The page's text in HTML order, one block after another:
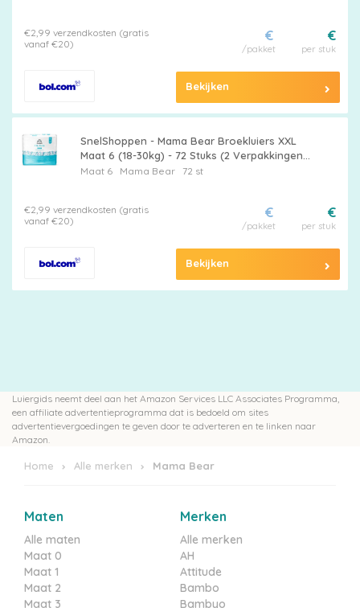
€2,99 verzendkosten (gratis
vanaf €20)
€
per stuk
€
/pakket
Bekijken
SnelShoppen - Mama Bear Broekluiers XXL
Maat 6 (18-30kg) - 72 Stuks (2 Verpakkingen
van 36) - Zachte, Ademend, Super
Maat 6 Mama Bear72 st
€2,99 verzendkosten (gratis
vanaf €20)
€
per stuk
€
/pakket
Bekijken
Luiergids neemt deel aan het Amazon Services LLC Associates Programma,
een affiliate advertentieprogramma dat is bedoeld om sites
advertentievergoedingen te geven door te adverteren en te linken naar
Amazon.
Home Alle merken Mama Bear
Maten
Alle maten
Maat 0
Maat 1
Maat 2
Maat 3
Merken
Alle merken
AH
Attitude
Bambo
Bambyo